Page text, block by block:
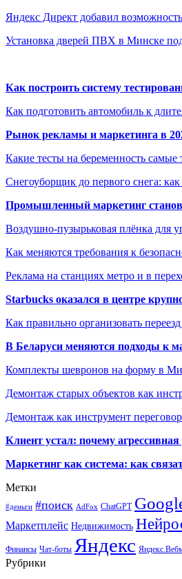
Яндекс Директ добавил
Установка дверей ПВХ в Минске
Как построить систему
Как подготовить автомобиль к
Рынок рекламы и маркетинга в
Какие тесты на беременность самые
Снегоуборщик до первого снега:
Промышленный маркетинг
Воздушно-пузырьковая плёнка для
Как меняются требования к
Реклама на станциях метро и в
Starbucks оказался в центре
Как правильно организовать
В Беларуси меняются подходы к
Комплекты шевронов на форму в
Демонтаж старых объектов как
Демонтаж как инструмент
Клиент устал: почему
Маркетинг как система: как
Метки
#деньги #поиск AdFox ChatGPT
Маркетплейс Недвижимость
Финансы Чат-боты Яндекс
Рубрики